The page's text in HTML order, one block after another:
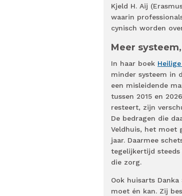
Kjeld H. Aij
waarin
cynisch worden
Meer
In haar boek
minder systeem in
een misleidende
tussen 2015 en
resteert, zijn
De bedragen die
Veldhuis, het moet
jaar. Daarmee
tegelijkertijd steeds
die zorg.
Ook huisarts
moet én kan. Zij